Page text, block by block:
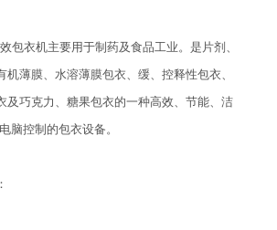
包衣机主要用于制药及食品工业。是片剂、
机薄膜、水溶薄膜包衣、缓、控释性包衣、
及巧克力、糖果包衣的一种高效、节能、洁
脑控制的包衣设备。